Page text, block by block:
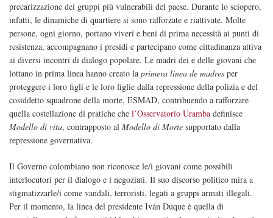
precarizzazione dei gruppi più vulnerabili del paese. Durante lo sciopero,
infatti, le dinamiche di quartiere si sono rafforzate e riattivate. Molte
persone, ogni giorno, portano viveri e beni di prima necessità ai punti di
resistenza, accompagnano i presidi e partecipano come cittadinanza attiva
ai diversi incontri di dialogo popolare. Le madri dei e delle giovani che
lottano in prima linea hanno creato la primera linea de madres per
proteggere i loro figli e le loro figlie dalla repressione della polizia e del
cosiddetto squadrone della morte, ESMAD, contribuendo a rafforzare
quella costellazione di pratiche che l’Osservatorio Uramba definisce
Modello di vita, contrapposto al Modello di Morte supportato dalla
repressione governativa.
Il Governo colombiano non riconosce le/i giovani come possibili
interlocutori per il dialogo e i negoziati. Il suo discorso politico mira a
stigmatizzarle/i come vandali, terroristi, legati a gruppi armati illegali.
Per il momento, la linea del presidente Iván Duque è quella di